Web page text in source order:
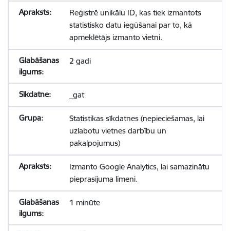
Reģistrē unikālu ID, kas tiek izmantots
statistisko datu iegūšanai par to, kā
apmeklētājs izmanto vietni.
2 gadi
_gat
Statistikas sīkdatnes (nepieciešamas, lai
uzlabotu vietnes darbību un
pakalpojumus)
Izmanto Google Analytics, lai samazinātu
pieprasījuma līmeni.
1 minūte